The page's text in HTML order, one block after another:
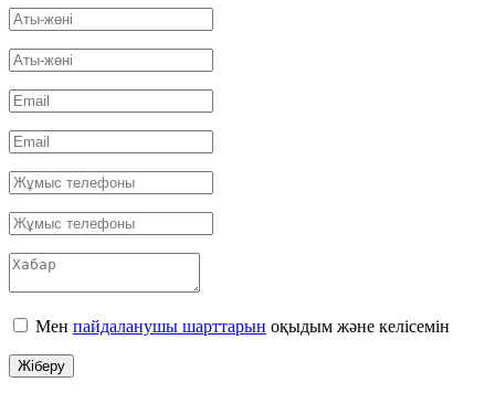
Мен пайдаланушы шарттарын оқыдым және келісемін
Жіберу